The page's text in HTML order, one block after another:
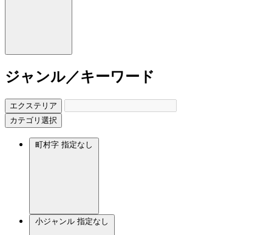
ジャンル／キーワード
エクステリア
カテゴリ選択
町村字 指定なし
小ジャンル 指定なし